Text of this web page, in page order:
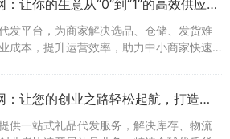
礼品代发网：让你的生意从“0”到“1”的高效供应链助手
发平台，为商家解决选品、仓储、发货难
成本，提升运营效率，助力中小商家快速
礼品代发网：让您的创业之路轻松起航，打造零库存礼品供应链
供一站式礼品代发服务，解决库存、物流